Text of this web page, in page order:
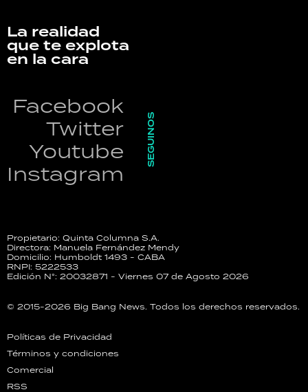
La realidad
que te explota
en la cara
Facebook
Twitter
Youtube
Instagram
SEGUINOS
Propietario: Quinta Columna S.A.
Directora: Manuela Fernández Mendy
Domicilio: Humboldt 1493 - CABA
RNPI: 5222533
Edición N°: 20032871 - Viernes 07 de Agosto 2026
© 2015-2026 Big Bang News. Todos los derechos reservados.
Políticas de Privacidad
Términos y condiciones
Comercial
RSS